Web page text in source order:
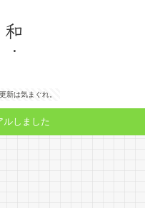
新は気まぐれ。
ルしました